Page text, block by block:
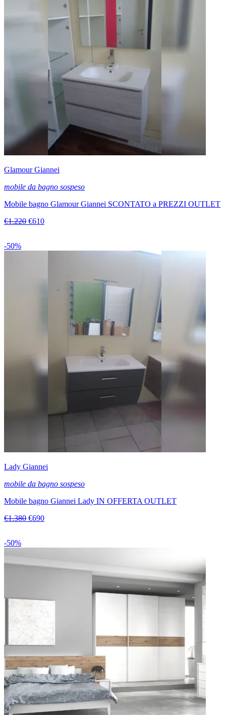
Glamour Giannei
mobile da bagno sospeso
Mobile bagno Glamour Giannei SCONTATO a PREZZI OUTLET
€1.220 €610
-50%
Lady Giannei
mobile da bagno sospeso
Mobile bagno Giannei Lady IN OFFERTA OUTLET
€1.380 €690
-50%